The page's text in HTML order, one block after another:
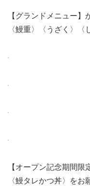
【グランドメニュー】
〈鰻重〉〈うざく〉〈
【オープン記念期間限
〈鰻タレかつ丼〉をお